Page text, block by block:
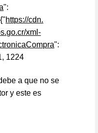
":
https://cdn.
cr/xml-
":
1224
a que no se
y este es